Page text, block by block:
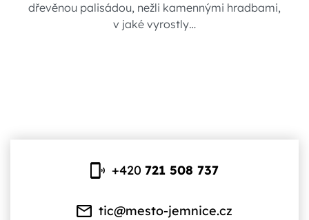
dřevěnou palisádou, nežli kamennými hradbami,
v jaké vyrostly…
+420721 508 737
tic@mesto-jemnice.cz